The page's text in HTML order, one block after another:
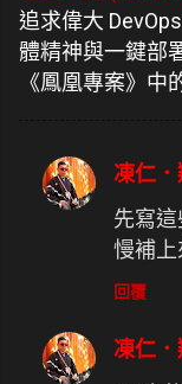
追求偉大
體精神與一鍵部
《鳳凰專案》中
留
言
凍仁
先寫
慢補上
回覆
凍仁